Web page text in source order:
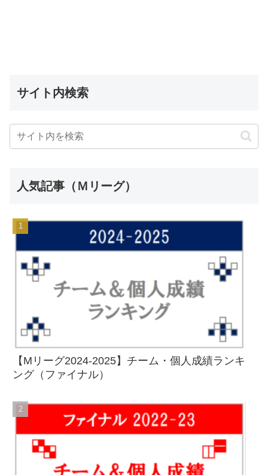
サイト内検索
人気記事（Ｍリーグ）
【Mリーグ2024-2025】チーム・個人成績ランキ
ング（ファイナル）